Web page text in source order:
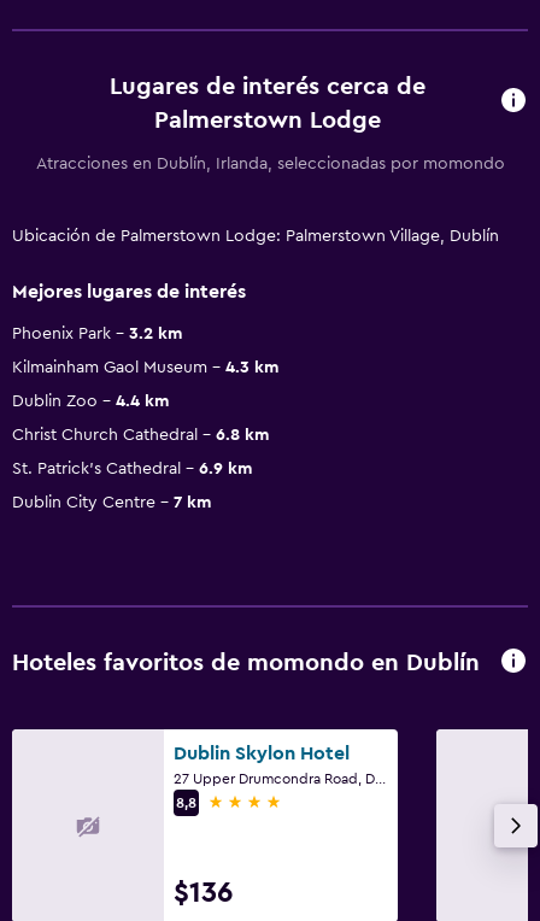
Lugares de interés cerca de
Palmerstown Lodge
Atracciones en Dublín, Irlanda, seleccionadas por momondo
Ubicación de Palmerstown Lodge: Palmerstown Village, Dublín
Mejores lugares de interés
Phoenix Park
3.2 km
Kilmainham Gaol Museum
4.3 km
Dublin Zoo
4.4 km
Christ Church Cathedral
6.8 km
St. Patrick's Cathedral
6.9 km
Dublin City Centre
7 km
Hoteles favoritos de momondo en Dublín
Dublin Skylon Hotel
8,8
4 estrellas
$136